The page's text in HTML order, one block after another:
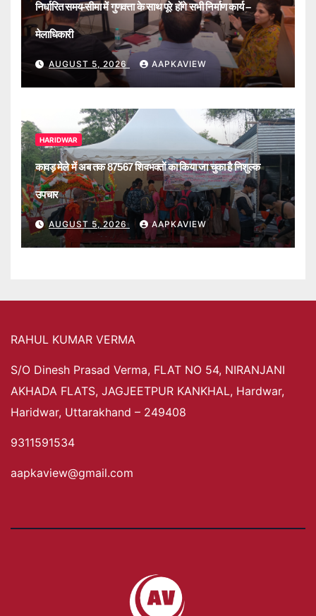
निर्धारित समय-सीमा में गुणवत्ता के साथ पूरे होंगे सभी निर्माण कार्य –
मेलाधिकारी
AUGUST 5, 2026 AAPKAVIEW
HARIDWAR
कावड़ मेले में अब तक 87567 शिवभक्तों का किया जा चुका है निशुल्क
उपचार
AUGUST 5, 2026 AAPKAVIEW
RAHUL KUMAR VERMA
S/O Dinesh Prasad Verma, FLAT NO 54, NIRANJANI
AKHADA FLATS, JAGJEETPUR KANKHAL, Hardwar,
Haridwar, Uttarakhand – 249408
9311591534
aapkaview@gmail.com